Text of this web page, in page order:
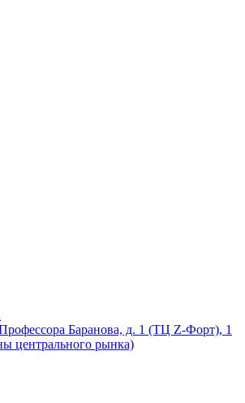
Баранова, д. 1 (ТЦ Z-Форт), 1
центрального рынка)